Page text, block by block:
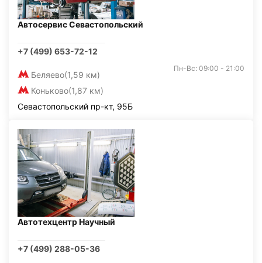
Автосервис Севастопольский
+7 (499) 653-72-12
Беляево(1,59 км)
Коньково(1,87 км)
Пн-Вс: 09:00 - 21:00
Севастопольский пр-кт, 95Б
Автотехцентр Научный
+7 (499) 288-05-36